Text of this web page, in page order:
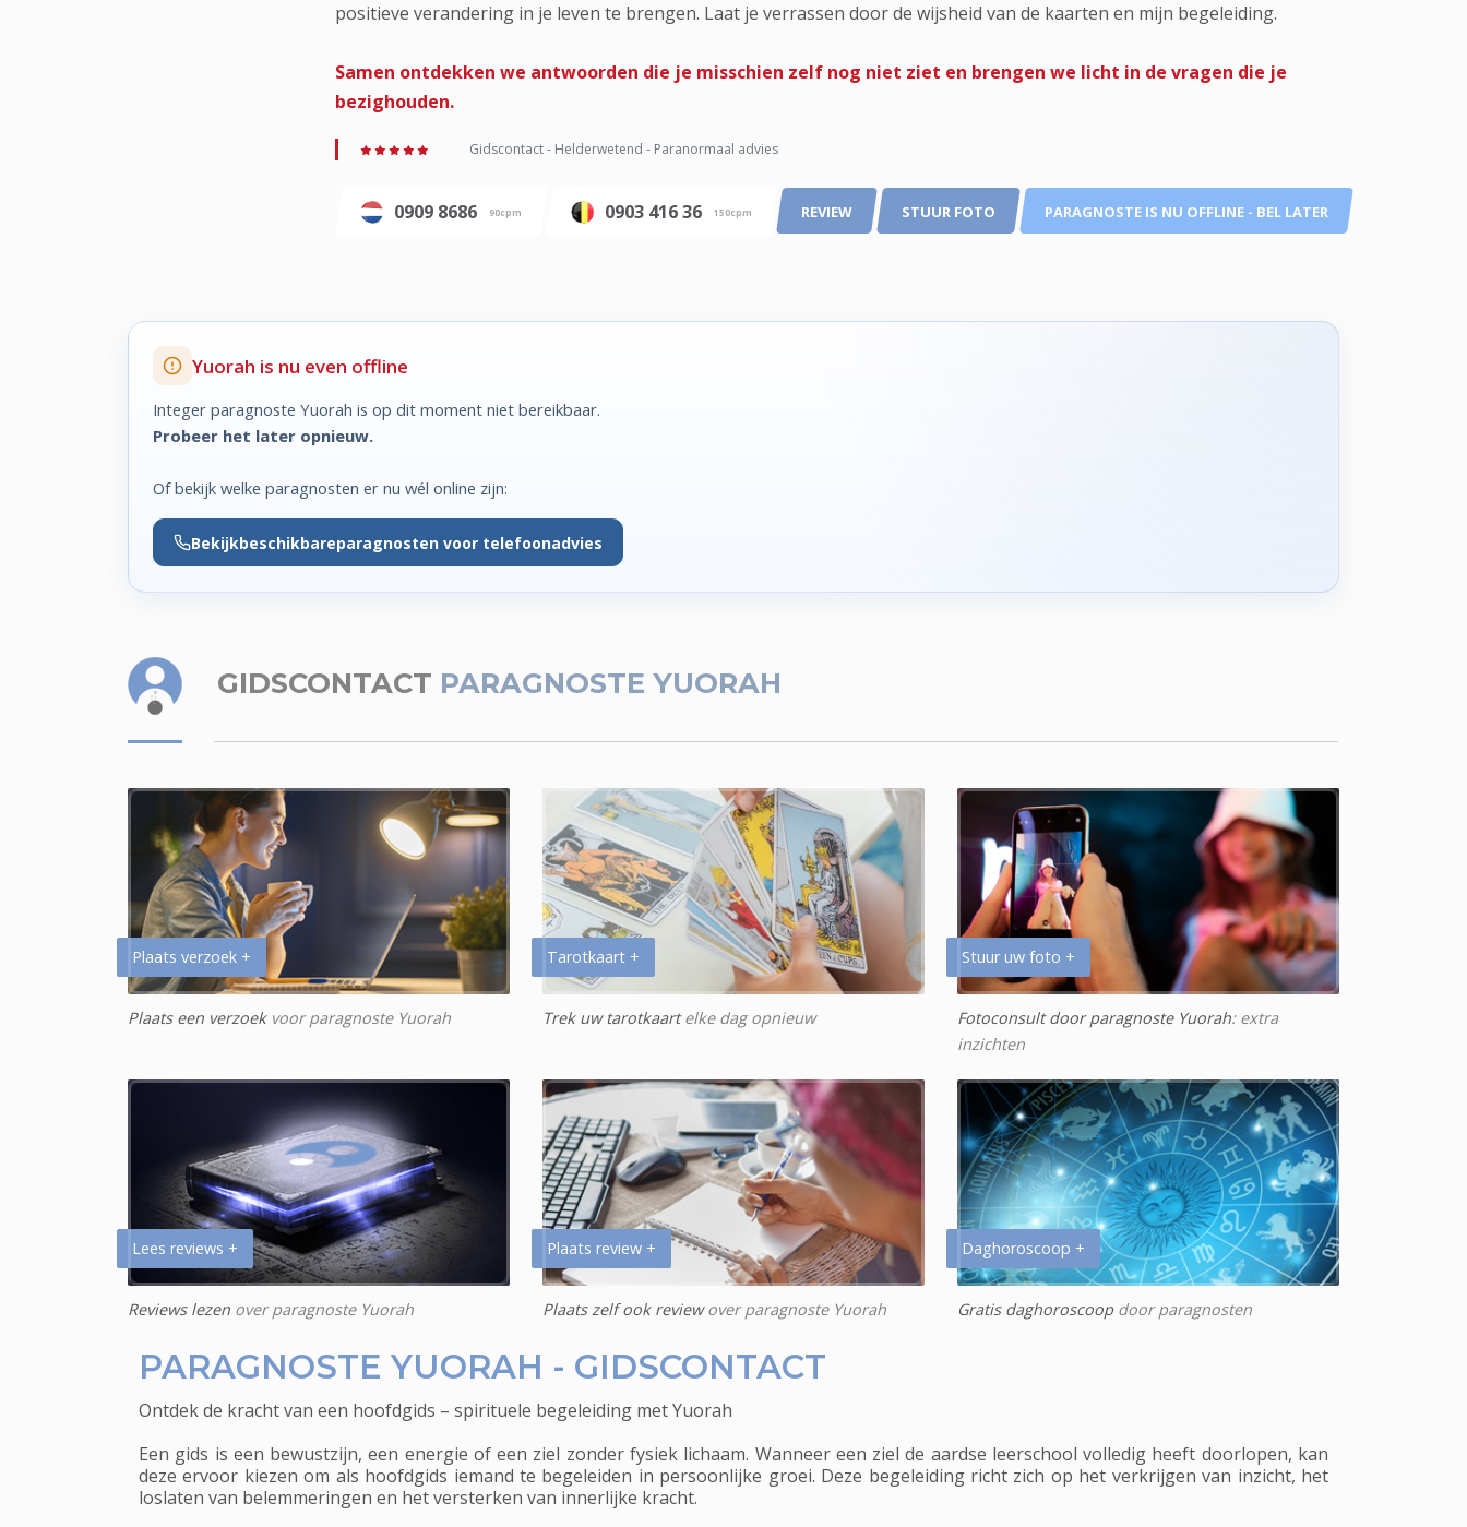
positieve verandering in je leven te brengen. Laat je verrassen door de wijsheid van de kaarten en mijn begeleiding.
Samen ontdekken we antwoorden die je misschien zelf nog niet ziet en brengen we licht in de vragen die je
bezighouden.
Gidscontact - Helderwetend - Paranormaal advies
0909 8686 90cpm 0903 416 36 150cpm REVIEW STUUR FOTO PARAGNOSTE IS NU OFFLINE - BEL LATER
Yuorah is nu even offline
Integer paragnoste Yuorah is op dit moment niet bereikbaar.
Probeer het later opnieuw.
Of bekijk welke paragnosten er nu wél online zijn:
Bekijkbeschikbareparagnosten voor telefoonadvies
GIDSCONTACT PARAGNOSTE YUORAH
Plaats verzoek +
Plaats een verzoekvoor paragnoste Yuorah
Tarotkaart +
Trek uw tarotkaartelke dag opnieuw
Stuur uw foto +
Fotoconsult door paragnoste Yuorah: extra
inzichten
Lees reviews +
Reviews lezen over paragnoste Yuorah
Plaats review +
Plaats zelf ook reviewover paragnoste Yuorah
Daghoroscoop +
Gratis daghoroscoopdoor paragnosten
PARAGNOSTE YUORAH - GIDSCONTACT
Ontdek de kracht van een hoofdgids – spirituele begeleiding met Yuorah
Een gids is een bewustzijn, een energie of een ziel zonder fysiek lichaam. Wanneer een ziel de aardse leerschool volledig heeft doorlopen, kan
deze ervoor kiezen om als hoofdgids iemand te begeleiden in persoonlijke groei. Deze begeleiding richt zich op het verkrijgen van inzicht, het
loslaten van belemmeringen en het versterken van innerlijke kracht.